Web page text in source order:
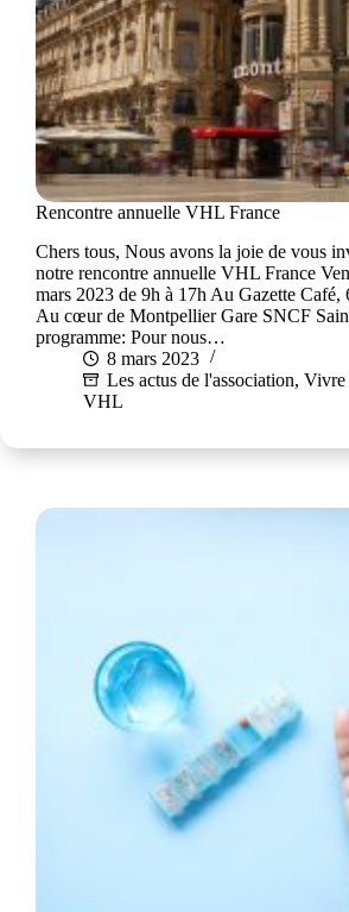
Rencontre annuelle VHL France
Chers tous, Nous avons la joie de vous
notre rencontre annuelle VHL France
mars 2023 de 9h à 17h Au Gazette Café,
Au cœur de Montpellier Gare SNCF
programme: Pour nous…
8 mars 2023
Les actus de l'association, Vivre
VHL